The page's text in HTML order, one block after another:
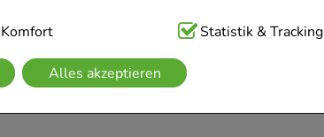
Cookies, die für die Grundfunktionen unserer
Kundenkonto), weshalb auf diese nicht
Komfort Statistik & Tracking
Alles akzeptieren